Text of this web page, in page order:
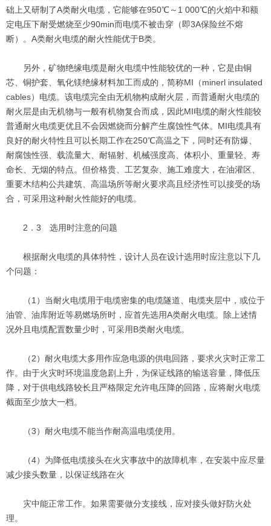
础上又研制了A类耐火电缆，它能够在950℃～1 000℃的火焰中和额
定电压下耐受燃烧至少90min而电缆不被击穿（即3A保险丝不熔
断）。A类耐火电缆的耐火性能优于B类。
另外，矿物绝缘电缆是耐火电缆中性能较优的一种，它是由铜
芯、铜护套、氧化镁绝缘材料加工而成的，简称MI（minerl insulated
cables）电缆。该电缆完全由无机物构成耐火层，而普通耐火电缆的
耐火层是由无机物与一般有机物复合而成，因此MI电缆的耐火性能较
普通耐火电缆更优且不会因燃烧而分解产生腐蚀性气体。MI电缆具有
良好的耐火特性且可以长期工作在250℃高温之下，同时还有防爆、
耐腐蚀性强、载流量大、耐辐射、机械强度高、体积小、重量轻、寿
命长、无烟的特点。但价格贵、工艺复杂、施工难度大，在油灌区、
重要木结构公共建筑、高温场所等耐火要求高且经济性可以接受的场
合，可采用这种耐火性能好的电缆。
2．3 选用时注意的问题
根据耐火电缆的具体特性，设计人员在设计选用时应注意以下几
个问题：
（1）当耐火电缆用于电缆密集的电缆隧道、电缆夹层中，或位于
油管、油库附近等易燃场所时，应首先选用A类耐火电缆。除上述情
况外且电缆配置数量少时，可采用B类耐火电缆。
（2）耐火电缆大多用作应急电源的供电回路，要求火灾时正常工
作。由于火灾时环境温度急剧上升，为保证线路的输送容量，降低压
降，对于供电线路较长且严格限定允许电压降的回路，应将耐火电缆
截面至少放大一档。
（3）耐火电缆不能当作耐高温电缆使用。
（4）为降低电缆接头在火灾事故中的故障机率，在安装中应尽量
减少接头数量，以保证线路在火
灾中能正常工作。如果需要做分支接线，应对接头做好防火处
理。